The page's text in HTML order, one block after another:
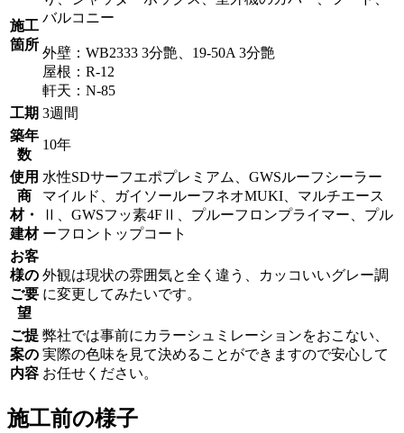
施工
箇所
バルコニー
外壁：WB2333 3分艶、19-50A 3分艶
屋根：R-12
軒天：N-85
工期 3週間
築年
数
10年
使用
商
材・
建材
水性SDサーフエポプレミアム、GWSルーフシーラー
マイルド、ガイソールーフネオMUKI、マルチエース
Ⅱ、GWSフッ素4FⅡ、プルーフロンプライマー、プル
ーフロントップコート
お客
様の
ご要
望
外観は現状の雰囲気と全く違う、カッコいいグレー調
に変更してみたいです。
ご提
案の
内容
弊社では事前にカラーシュミレーションをおこない、
実際の色味を見て決めることができますので安心して
お任せください。
施工前の様子